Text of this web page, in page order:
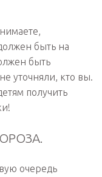
быть на
быть
уточняли, кто вы.
получить
очередь